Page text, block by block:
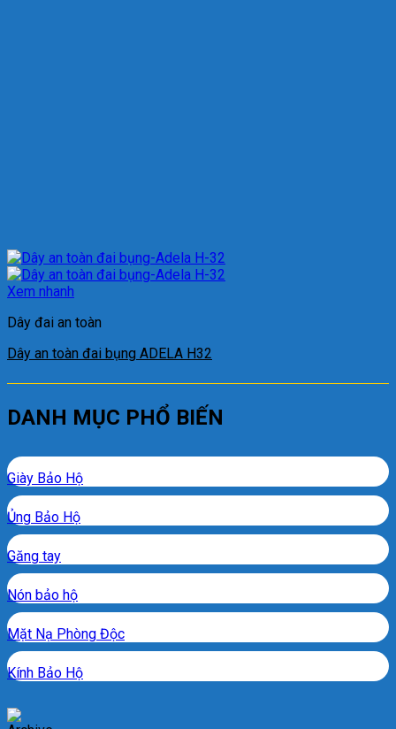
Xem nhanh
Dây đai an toàn
Dây an toàn đai bụng ADELA H32
DANH MỤC PHỔ BIẾN
Giày Bảo Hộ
Ủng Bảo Hộ
Găng tay
Nón bảo hộ
Mặt Nạ Phòng Độc
Kính Bảo Hộ